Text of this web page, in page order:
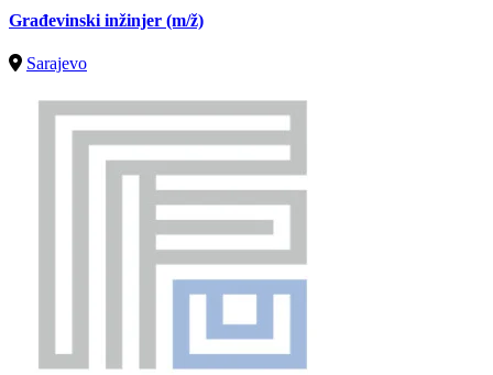
Građevinski inžinjer (m/ž)
Sarajevo